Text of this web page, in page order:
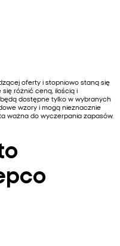
oferty i stopniowo staną się
różnić ceną, ilością i
dostępne tylko w wybranych
wzory i mogą nieznacznie
ważna do wyczerpania zapasów.